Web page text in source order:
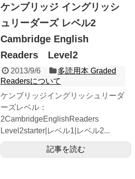
ケンブリッジ イングリッシ
ュリーダーズ レベル2
Cambridge English
Readers Level2
2013/9/6
多読用本 Graded
Readersについて
ケンブリッジイングリッシュリーダ
ーズレベル：
2CambridgeEnglishReaders
Level2starter|レベル1|レベル2...
記事を読む